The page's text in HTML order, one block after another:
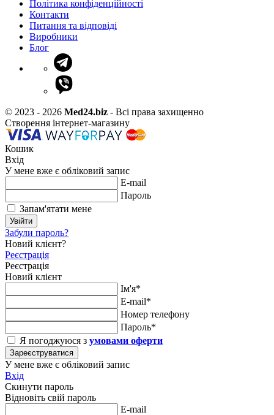
Політика конфіденційності
Контакти
Питання та відповіді
Виробники
Блог
© 2023 - 2026 Med24.biz - Всі права захищенно
Створення інтернет-магазину
Кошик
Вхід
У мене вже є обліковий запис
E-mail
Пароль
Запам'ятати мене
Увійти
Забули пароль?
Новий клієнт?
Реєстрація
Реєстрація
Новий клієнт
Ім'я*
E-mail*
Номер телефону
Пароль*
Я погоджуюся з умовами оферти
Зареєструватися
У мене вже є обліковий запис
Вхід
Скинути пароль
Відновіть свій пароль
E-mail